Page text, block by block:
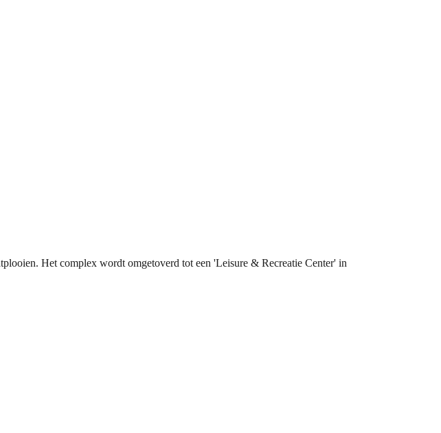
Het complex wordt omgetoverd tot een 'Leisure & Recreatie Center' in